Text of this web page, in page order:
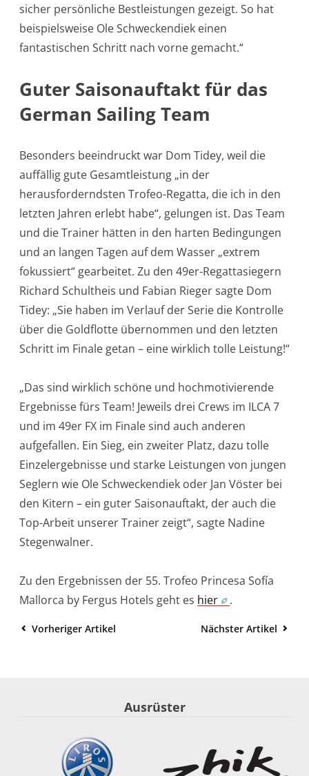
sicher persönliche Bestleistungen gezeigt. So hat
beispielsweise Ole Schweckendiek einen
fantastischen Schritt nach vorne gemacht.“
Guter Saisonauftakt für das
German Sailing Team
Besonders beeindruckt war Dom Tidey, weil die
auffällig gute Gesamtleistung „in der
herausforderndsten Trofeo-Regatta, die ich in den
letzten Jahren erlebt habe“, gelungen ist. Das Team
und die Trainer hätten in den harten Bedingungen
und an langen Tagen auf dem Wasser „extrem
fokussiert“ gearbeitet. Zu den 49er-Regattasiegern
Richard Schultheis und Fabian Rieger sagte Dom
Tidey: „Sie haben im Verlauf der Serie die Kontrolle
über die Goldflotte übernommen und den letzten
Schritt im Finale getan – eine wirklich tolle Leistung!“
„Das sind wirklich schöne und hochmotivierende
Ergebnisse fürs Team! Jeweils drei Crews im ILCA 7
und im 49er FX im Finale sind auch anderen
aufgefallen. Ein Sieg, ein zweiter Platz, dazu tolle
Einzelergebnisse und starke Leistungen von jungen
Seglern wie Ole Schweckendiek oder Jan Vöster bei
den Kitern – ein guter Saisonauftakt, der auch die
Top-Arbeit unserer Trainer zeigt“, sagte Nadine
Stegenwalner.
Zu den Ergebnissen der 55. Trofeo Princesa Sofía
Mallorca by Fergus Hotels geht es hier .
Vorheriger Artikel Nächster Artikel
Ausrüster